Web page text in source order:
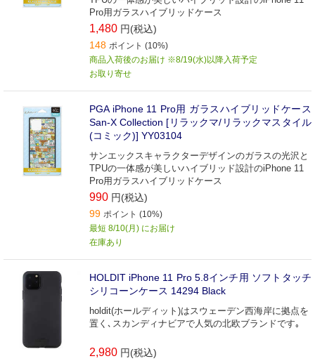
Pro用ガラスハイブリッドケース
1,480 円(税込)
148 ポイント (10%)
商品入荷後のお届け ※8/19(水)以降入荷予定
お取り寄せ
PGA iPhone 11 Pro用 ガラスハイブリッドケース
San-X Collection [リラックマ/リラックマスタイル
(コミック)] YY03104
サンエックスキャラクターデザインのガラスの光沢と
TPUの一体感が美しいハイブリッド設計のiPhone 11
Pro用ガラスハイブリッドケース
990 円(税込)
99 ポイント (10%)
最短 8/10(月) にお届け
在庫あり
HOLDIT iPhone 11 Pro 5.8インチ用 ソフトタッチ
シリコーンケース 14294 Black
holdit(ホールディット)はスウェーデン西海岸に拠点を
置く､スカンディナビアで人気の北欧ブランドです｡
2,980 円(税込)